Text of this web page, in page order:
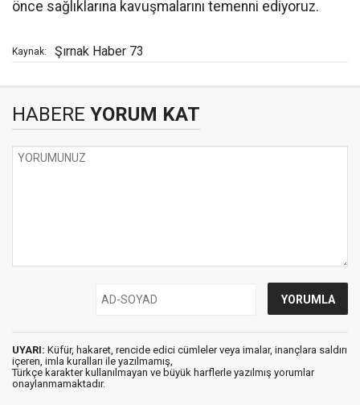
önce sağlıklarına kavuşmalarını temenni ediyoruz.
Kaynak: Şırnak Haber 73
HABERE YORUM KAT
UYARI: Küfür, hakaret, rencide edici cümleler veya imalar, inançlara saldırı
içeren, imla kuralları ile yazılmamış,
Türkçe karakter kullanılmayan ve büyük harflerle yazılmış yorumlar
onaylanmamaktadır.